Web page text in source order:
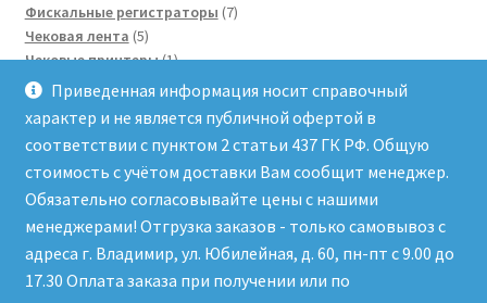
Приведенная информация носит справочный
характер и не является публичной офертой в
соответствии с пунктом 2 статьи 437 ГК РФ. Общую
стоимость с учётом доставки Вам сообщит менеджер.
Обязательно согласовывайте цены с нашими
менеджерами! Отгрузка заказов - только самовывоз с
адреса г. Владимир, ул. Юбилейная, д. 60, пн-пт с 9.00 до
17.30 Оплата заказа при получении или по
товаров
Фискальные регистраторы 77
Чековая лента 55
товаров
Чековые принтеры 11
товар
Электронные весы 3
товара
© Сервисный центр "Рост-Сервис" 2026
Политика конфиденциальности
Работает на